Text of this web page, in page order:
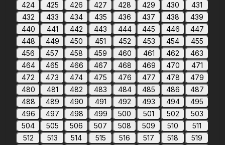
424 425 426 427 428 429 430
431
432
433 434 435 436 437 438
439
440
441 442 443 444 445 446
447
448
449 450 451 452 453 454
455
456
457 458 459 460 461 462
463
464
465 466 467 468 469 470
471
472
473 474 475 476 477 478
479
480
481 482 483 484 485 486
487
488
489 490 491 492 493 494
495
496
497 498 499 500 501 502
503
504
505 506 507 508 509 510
511
512
513 514 515 516 517 518
519